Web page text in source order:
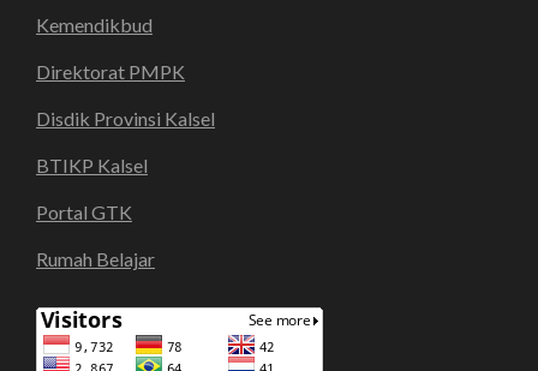
Kemendikbud
Direktorat PMPK
Disdik Provinsi Kalsel
BTIKP Kalsel
Portal GTK
Rumah Belajar